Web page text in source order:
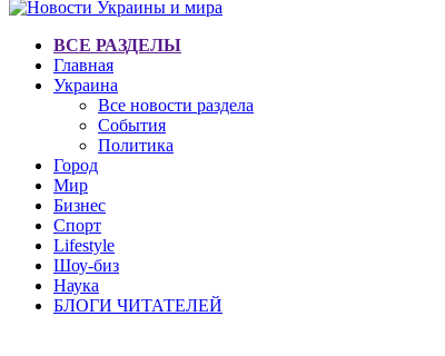
ВСЕ РАЗДЕЛЫ
Главная
Украина
Все новости раздела
События
Политика
Город
Мир
Бизнес
Спорт
Lifestyle
Шоу-биз
Наука
БЛОГИ ЧИТАТЕЛЕЙ